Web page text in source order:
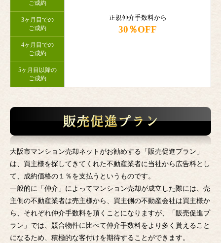
正規仲介手数料から
30％OFF
ご成約
3ヶ月目での
ご成約
4ヶ月目での
ご成約
5ヶ月目以降の
ご成約
大阪市マンション売却ネットがお勧めする「販売促進プラン」
は、買主様を探してきてくれた不動産業者に当社から広告料とし
て、成約価格の１％を支払うというものです。
一般的に「仲介」によってマンション売却が成立した際には、売
主側の不動産業者は売主様から、買主側の不動産会社は買主様か
ら、それぞれ仲介手数料を頂くことになりますが、「販売促進プ
ラン」では、競合物件に比べて仲介手数料をより多く貰えること
になるため、積極的な客付けを期待することができます。